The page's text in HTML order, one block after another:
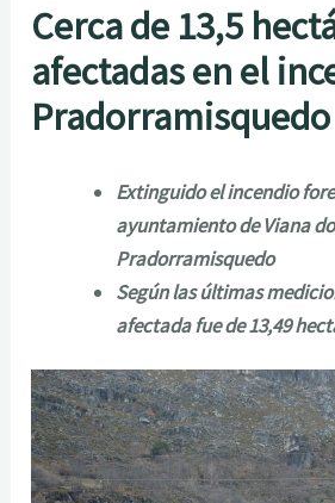
Cerca de 13,5
afectadas en el
Pradorramisquedo
Extinguido el incendio
ayuntamiento de Viana
Pradorramisquedo
Según las últimas
afectada fue de 13,49